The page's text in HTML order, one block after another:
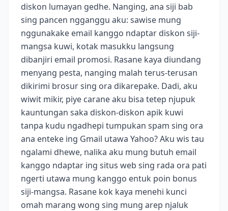
diskon lumayan gedhe. Nanging, ana siji bab
sing pancen ngganggu aku: sawise mung
nggunakake email kanggo ndaptar diskon siji-
mangsa kuwi, kotak masukku langsung
dibanjiri email promosi. Rasane kaya diundang
menyang pesta, nanging malah terus-terusan
dikirimi brosur sing ora dikarepake. Dadi, aku
wiwit mikir, piye carane aku bisa tetep njupuk
kauntungan saka diskon-diskon apik kuwi
tanpa kudu ngadhepi tumpukan spam sing ora
ana enteke ing Gmail utawa Yahoo? Aku wis tau
ngalami dhewe, nalika aku mung butuh email
kanggo ndaptar ing situs web sing rada ora pati
ngerti utawa mung kanggo entuk poin bonus
siji-mangsa. Rasane kok kaya menehi kunci
omah marang wong sing mung arep njaluk